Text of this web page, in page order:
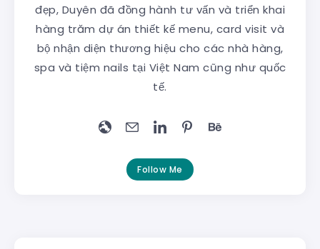
đẹp, Duyên đã đồng hành tư vấn và triển khai
hàng trăm dự án thiết kế menu, card visit và
bộ nhận diện thương hiệu cho các nhà hàng,
spa và tiệm nails tại Việt Nam cũng như quốc
tế.
Follow Me